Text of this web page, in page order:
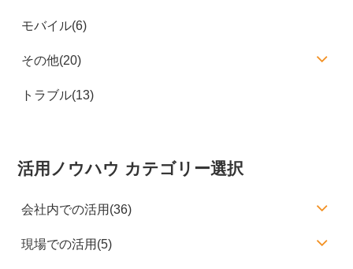
モバイル(6)
その他(20)
トラブル(13)
活用ノウハウ カテゴリー選択
会社内での活用(36)
現場での活用(5)